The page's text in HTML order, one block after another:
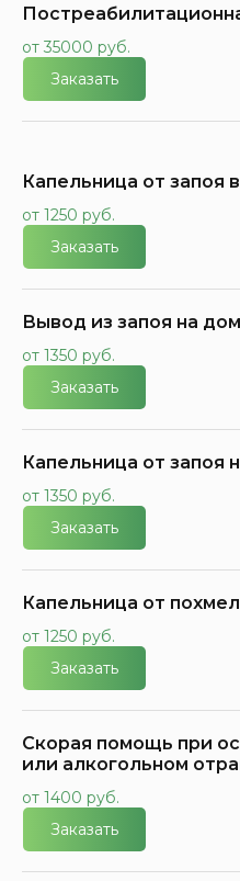
от 35000 руб.
Заказать
Капельница от запоя
от 1250 руб.
Заказать
Вывод из запоя на
от 1350 руб.
Заказать
Капельница от запоя
от 1350 руб.
Заказать
Капельница от
от 1250 руб.
Заказать
Скорая помощь при
или алкогольном
от 1400 руб.
Заказать